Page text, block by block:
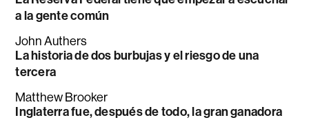
a la gente común
John Authers
La historia de dos burbujas y el riesgo de una
tercera
Matthew Brooker
Inglaterra fue, después de todo, la gran ganadora